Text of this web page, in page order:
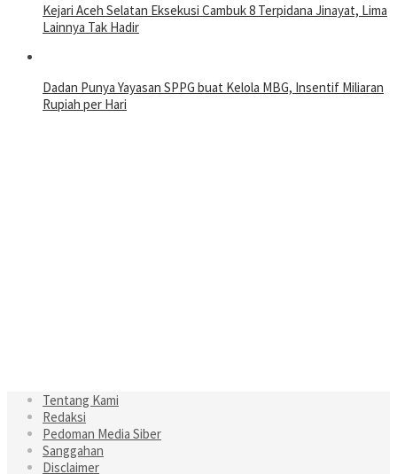
Kejari Aceh Selatan Eksekusi Cambuk 8 Terpidana Jinayat, Lima
Lainnya Tak Hadir
Dadan Punya Yayasan SPPG buat Kelola MBG, Insentif Miliaran
Rupiah per Hari
Tentang Kami
Redaksi
Pedoman Media Siber
Sanggahan
Disclaimer